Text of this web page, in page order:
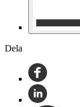
Dela